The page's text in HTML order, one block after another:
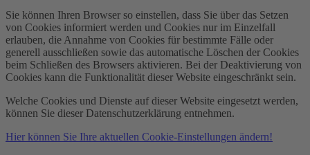
Sie können Ihren Browser so einstellen, dass Sie über das Setzen
von Cookies informiert werden und Cookies nur im Einzelfall
erlauben, die Annahme von Cookies für bestimmte Fälle oder
generell ausschließen sowie das automatische Löschen der Cookies
beim Schließen des Browsers aktivieren. Bei der Deaktivierung von
Cookies kann die Funktionalität dieser Website eingeschränkt sein.
Welche Cookies und Dienste auf dieser Website eingesetzt werden,
können Sie dieser Datenschutzerklärung entnehmen.
Hier können Sie Ihre aktuellen Cookie-Einstellungen ändern!